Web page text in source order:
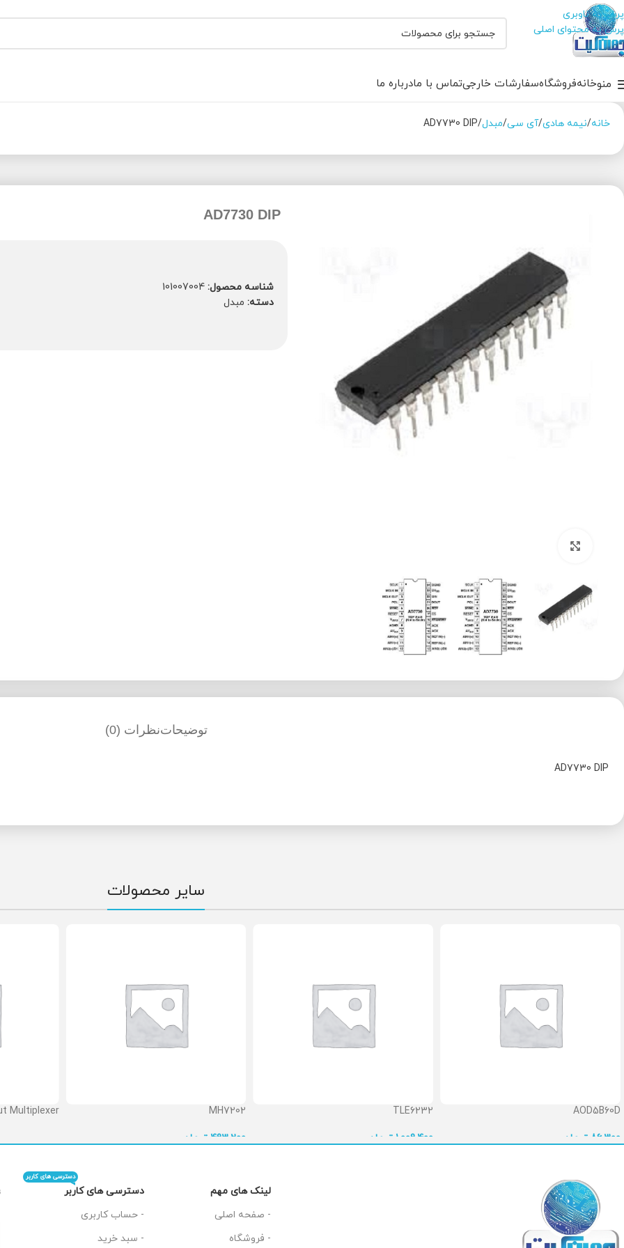
پرش به ناوبری
پرش به محتوای اصلی
منوخانهفروشگاهسفارشات خارجیتماس با مادرباره ما
خانه نیمه هادی آی سی مبدل AD7730 DIP
AD7730 DIP
شناسه محصول:101007004
دسته: مبدل
توضیحاتنظرات (0)
AD7730 DIP
سایر محصولات
AOD5B60D
86,300 تومان
TLE6232
1,009,400 تومان
MH7202
493,200 تومان
Multiplexer
لینک های مهم
- صفحه اصلی
- فروشگاه
دسترسی های کاربر
دسترسی های کاربر
- حساب کاربری
- سبد خرید